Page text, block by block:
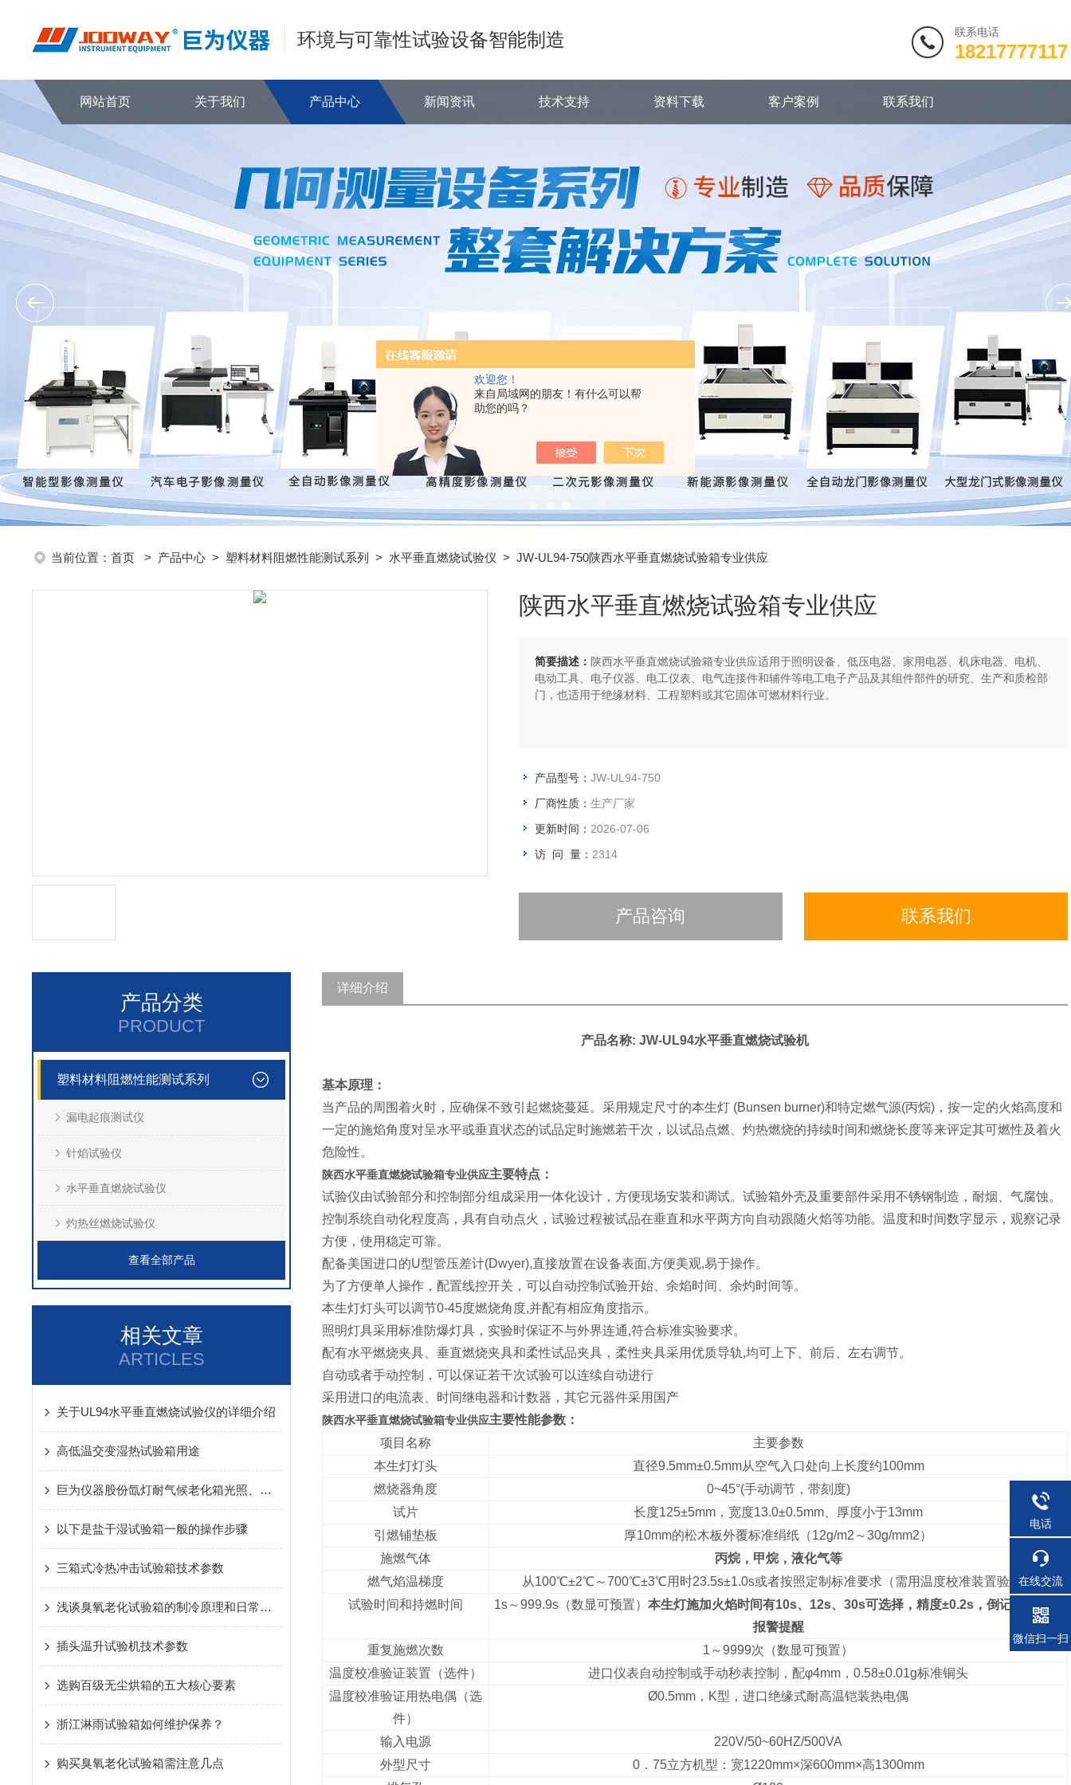
欢迎您！
来自局域网的朋友！有什么可以帮
助您的吗？
环境与可靠性试验设备智能制造 联系电话
18217777117
网站首页 关于我们 产品中心 新闻资讯 技术支持 资料下载 客户案例 联系我们
当前位置： 首页 > 产品中心 > 塑料材料阻燃性能测试系列 > 水平垂直燃烧试验仪 > JW-UL94-750陕西水平垂直燃烧试验箱专业供应
陕西水平垂直燃烧试验箱专业供应
简要描述： 陕西水平垂直燃烧试验箱专业供应适用于照明设备、低压电器、家用电器、机床电器、电机、
电动工具、电子仪器、电工仪表、电气连接件和辅件等电工电子产品及其组件部件的研究、生产和质检部
门，也适用于绝缘材料、工程塑料或其它固体可燃材料行业。
产品型号： JW-UL94-750
厂商性质： 生产厂家
更新时间： 2026-07-06
访 问 量： 2314
产品咨询 联系我们
产品分类
PRODUCT
塑料材料阻燃性能测试系列
漏电起痕测试仪
针焰试验仪
水平垂直燃烧试验仪
灼热丝燃烧试验仪
查看全部产品
相关文章
ARTICLES
关于UL94水平垂直燃烧试验仪的详细介绍
高低温交变湿热试验箱用途
巨为仪器股份氙灯耐气候老化箱光照、高温和潮湿三因素详解
以下是盐干湿试验箱一般的操作步骤
三箱式冷热冲击试验箱技术参数
浅谈臭氧老化试验箱的制冷原理和日常维护保养
插头温升试验机技术参数
选购百级无尘烘箱的五大核心要素
浙江淋雨试验箱如何维护保养？
购买臭氧老化试验箱需注意几点
详细介绍
产品名称: JW-UL94水平垂直燃烧试验机
基本原理：
当产品的周围着火时，应确保不致引起燃烧蔓延。采用规定尺寸的本生灯 (Bunsen burner)和特定燃气源(丙烷)，按一定的火焰高度和
一定的施焰角度对呈水平或垂直状态的试品定时施燃若干次，以试品点燃、灼热燃烧的持续时间和燃烧长度等来评定其可燃性及着火
危险性。
陕西水平垂直燃烧试验箱专业供应主要特点：
试验仪由试验部分和控制部分组成采用一体化设计，方便现场安装和调试。试验箱外壳及重要部件采用不锈钢制造，耐烟、气腐蚀。
控制系统自动化程度高，具有自动点火，试验过程被试品在垂直和水平两方向自动跟随火焰等功能。温度和时间数字显示，观察记录
方便，使用稳定可靠。
配备美国进口的U型管压差计(Dwyer),直接放置在设备表面,方便美观,易于操作。
为了方便单人操作，配置线控开关，可以自动控制试验开始、余焰时间、余灼时间等。
本生灯灯头可以调节0-45度燃烧角度,并配有相应角度指示。
照明灯具采用标准防爆灯具，实验时保证不与外界连通,符合标准实验要求。
配有水平燃烧夹具、垂直燃烧夹具和柔性试品夹具，柔性夹具采用优质导轨,均可上下、前后、左右调节。
自动或者手动控制，可以保证若干次试验可以连续自动进行
采用进口的电流表、时间继电器和计数器，其它元器件采用国产
陕西水平垂直燃烧试验箱专业供应主要性能参数：
项目名称
主要参数
本生灯灯头
直径9.5mm±0.5mm从空气入口处向上长度约100mm
燃烧器角度
0~45°(手动调节，带刻度)
试片
长度125±5mm，宽度13.0±0.5mm、厚度小于13mm
引燃铺垫板
厚10mm的松木板外覆标准绢纸（12g/m2～30g/mm2）
施燃气体
丙烷，甲烷，液化气等
燃气焰温梯度
从100℃±2℃～700℃±3℃用时23.5s±1.0s或者按照定制标准要求（需用温度校准装置验证）
试验时间和持燃时间
1s～999.9s（数显可预置） 本生灯施加火焰时间有10s、12s、30s可选择，精度±0.2s，倒记时，撤退
报警提醒
重复施燃次数
1～9999次（数显可预置）
温度校准验证装置（选件）
进口仪表自动控制或手动秒表控制，配φ4mm，0.58±0.01g标准铜头
温度校准验证用热电偶（选
件）
Ø0.5mm，K型，进口绝缘式耐高温铠装热电偶
输入电源
220V/50~60HZ/500VA
外型尺寸
0．75立方机型：宽1220mm×深600mm×高1300mm
电话
在线交流
微信扫一扫